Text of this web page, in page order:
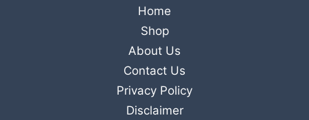
Home
Shop
About Us
Contact Us
Privacy Policy
Disclaimer